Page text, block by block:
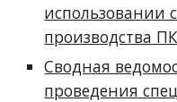
использовании
производства
Сводная
проведения